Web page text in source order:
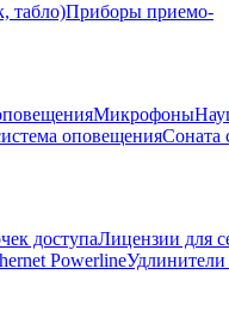
табло)Приборы приемо-
Микрофоны
оповещенияСоната
доступаЛицензии для
PowerlineУдлинители